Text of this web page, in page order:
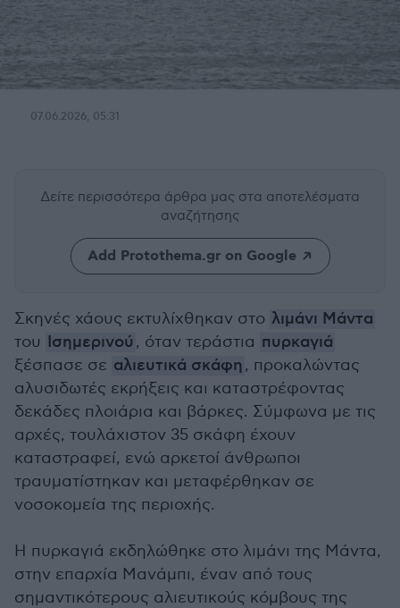
07.06.2026, 05:31
Δείτε περισσότερα άρθρα μας στα αποτελέσματα
αναζήτησης
Add Protothema.gr on Google
Σκηνές χάους εκτυλίχθηκαν στο λιμάνι Μάντα
του Ισημερινού , όταν τεράστια πυρκαγιά
ξέσπασε σε αλιευτικά σκάφη, προκαλώντας
αλυσιδωτές εκρήξεις και καταστρέφοντας
δεκάδες πλοιάρια και βάρκες. Σύμφωνα με τις
αρχές, τουλάχιστον 35 σκάφη έχουν
καταστραφεί, ενώ αρκετοί άνθρωποι
τραυματίστηκαν και μεταφέρθηκαν σε
νοσοκομεία της περιοχής.
Η πυρκαγιά εκδηλώθηκε στο λιμάνι της Μάντα,
στην επαρχία Μανάμπι, έναν από τους
σημαντικότερους αλιευτικούς κόμβους της